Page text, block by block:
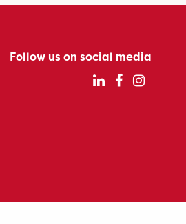
Follow us on social media